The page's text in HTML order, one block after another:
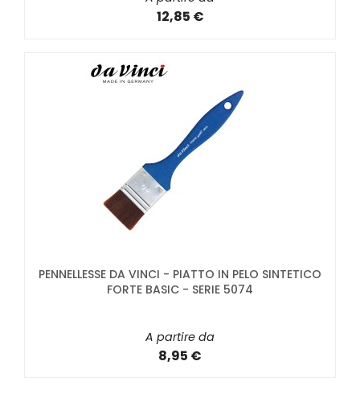
12,85 €
PENNELLESSE DA VINCI - PIATTO IN PELO SINTETICO
FORTE BASIC - SERIE 5074
A partire da
8,95 €